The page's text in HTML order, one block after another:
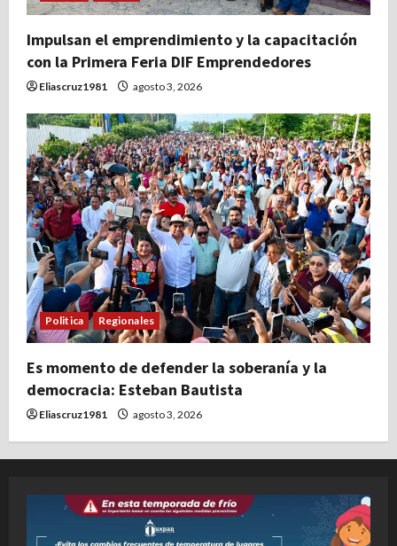
Impulsan el emprendimiento y la capacitación
con la Primera Feria DIF Emprendedores
Eliascruz1981 agosto 3, 2026
Politica Regionales
Es momento de defender la soberanía y la
democracia: Esteban Bautista
Eliascruz1981 agosto 3, 2026